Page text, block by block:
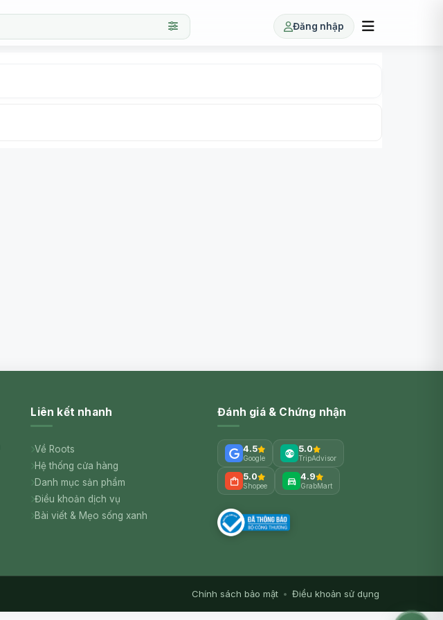
Đăng nhập
Liên kết nhanh
Về Roots
Hệ thống cửa hàng
Danh mục sản phẩm
Điều khoản dịch vụ
Bài viết & Mẹo sống xanh
Đánh giá & Chứng nhận
4.5
Google
5.0
TripAdvisor
5.0
Shopee
4.9
GrabMart
Chính sách bảo mật • Điều khoản sử dụng